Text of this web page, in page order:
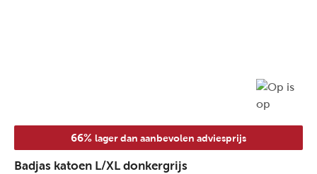
66% lager dan aanbevolen adviesprijs
Badjas katoen L/XL donkergrijs